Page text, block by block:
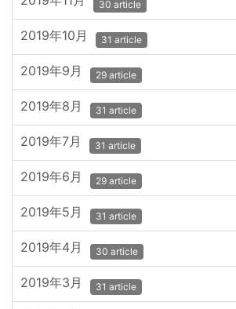
30 article
2019年10月 31 article
2019年9月 29 article
2019年8月 31 article
2019年7月 31 article
2019年6月 29 article
2019年5月 31 article
2019年4月 30 article
2019年3月 31 article